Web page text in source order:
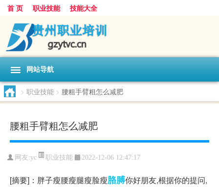
首 页 职业技能 技能大全
网站导航
> 职业技能 > 腰粗手臂粗怎么减肥
腰粗手臂粗怎么减肥
网友:yc 职业技能 2022-12-06 12:47:17
[摘要]：胖子瘦腰瘦腿瘦脸瘦胳膊你好朋友,根据你的提问,